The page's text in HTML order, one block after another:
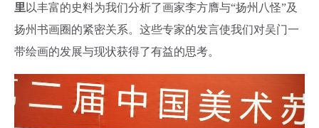
里 以丰富的史料为我们分析了画家李方膺与“扬州八怪”及
扬州书画圈的紧密关系。这些专家的发言使我们对吴门一
带绘画的发展与现状获得了有益的思考。